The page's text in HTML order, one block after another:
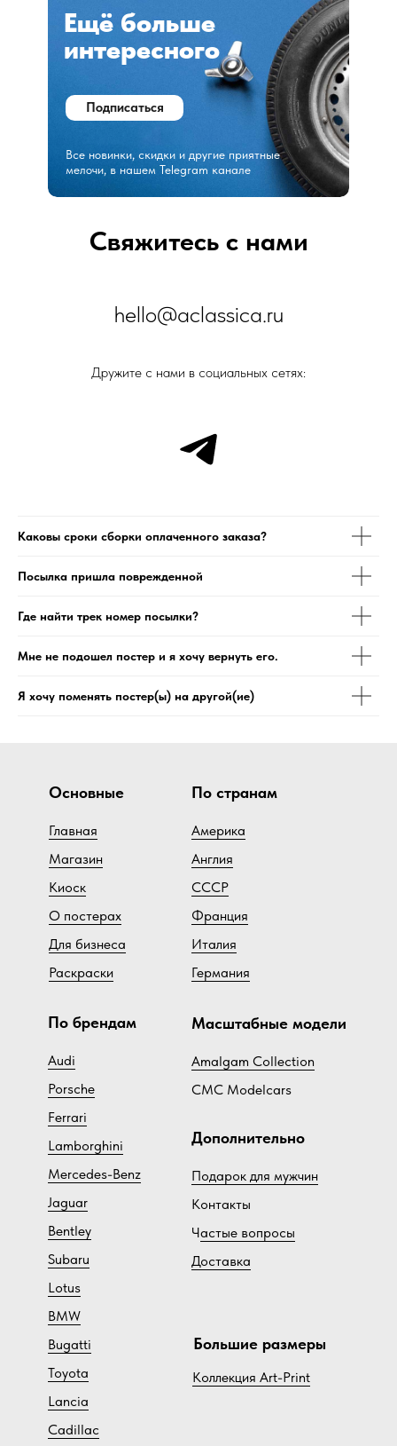
Ещё больше
интересного
Все новинки, скидки и другие приятные
мелочи, в нашем Telegram канале
Подписаться
Свяжитесь с нами
hello@aclassica.ru
Дружите с нами в социальных сетях:
Каковы сроки сборки оплаченного заказа?
Посылка пришла поврежденной
Где найти трек номер посылки?
Мне не подошел постер и я хочу вернуть его.
Я хочу поменять постер(ы) на другой(ие)
Основные
Главная
Магазин
Киоск
О постерах
Для бизнеса
Раскраски
По брендам
Audi
Porsche
Ferrari
Lamborghini
Mercedes-Benz
Jaguar
Bentley
Subaru
Lotus
BMW
Bugatti
Toyota
Lancia
Cadillac
По странам
Америка
Англия
СССР
Франция
Италия
Германия
Масштабные модели
Amalgam Collection
CMC Modelcars
Дополнительно
Подарок для мужчин
Контакты
Частые вопросы
Доставка
Большие размеры
Коллекция Art-Print